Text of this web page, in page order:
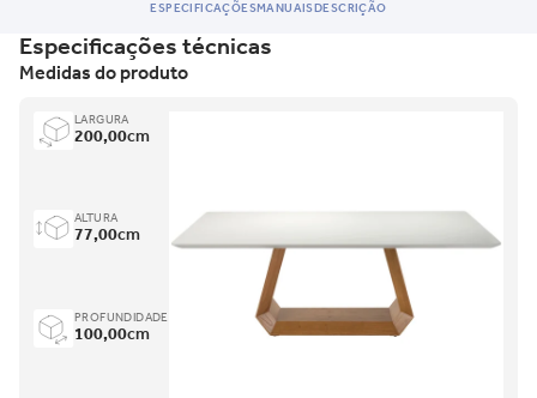
ESPECIFICAÇÕESMANUAISDESCRIÇÃO
Especificações técnicas
Medidas do produto
LARGURA
200,00cm
ALTURA
77,00cm
PROFUNDIDADE
100,00cm